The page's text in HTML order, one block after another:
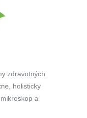
zdravotných
holisticky
a